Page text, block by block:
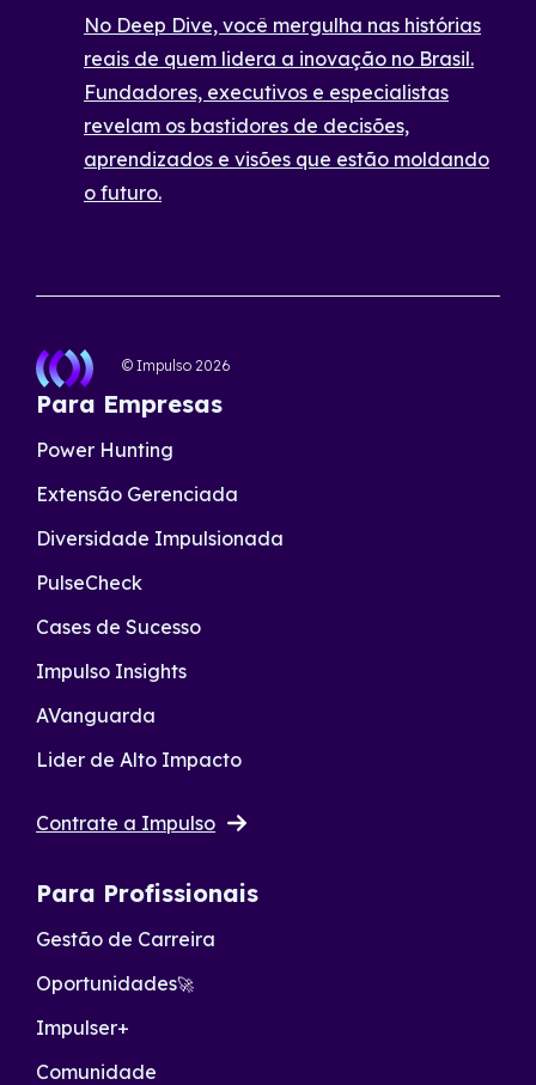
No Deep Dive, você mergulha nas histórias
reais de quem lidera a inovação no Brasil.
Fundadores, executivos e especialistas
revelam os bastidores de decisões,
aprendizados e visões que estão moldando
o futuro.
© Impulso 2026
Para Empresas
Power Hunting
Extensão Gerenciada
Diversidade Impulsionada
PulseCheck
Cases de Sucesso
Impulso Insights
AVanguarda
Lider de Alto Impacto
Contrate a Impulso
Para Profissionais
Gestão de Carreira
Oportunidades🚀
Impulser+
Comunidade